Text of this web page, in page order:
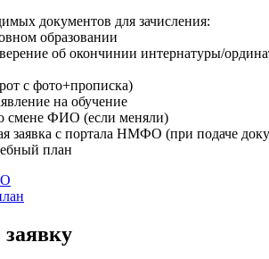
документов для зачисления:
образовании
об окончинии интернатуры/
с фото+прописка)
на обучение
смене ФИО (если меняли)
заявка с портала НМФО (при подаче
план